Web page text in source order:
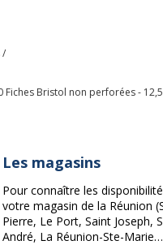
Fiches Bristol non perforées -
Les magasins
Pour connaître les
votre magasin de la Réunion
Pierre, Le Port, Saint Joseph,
André, La Réunion-Ste-